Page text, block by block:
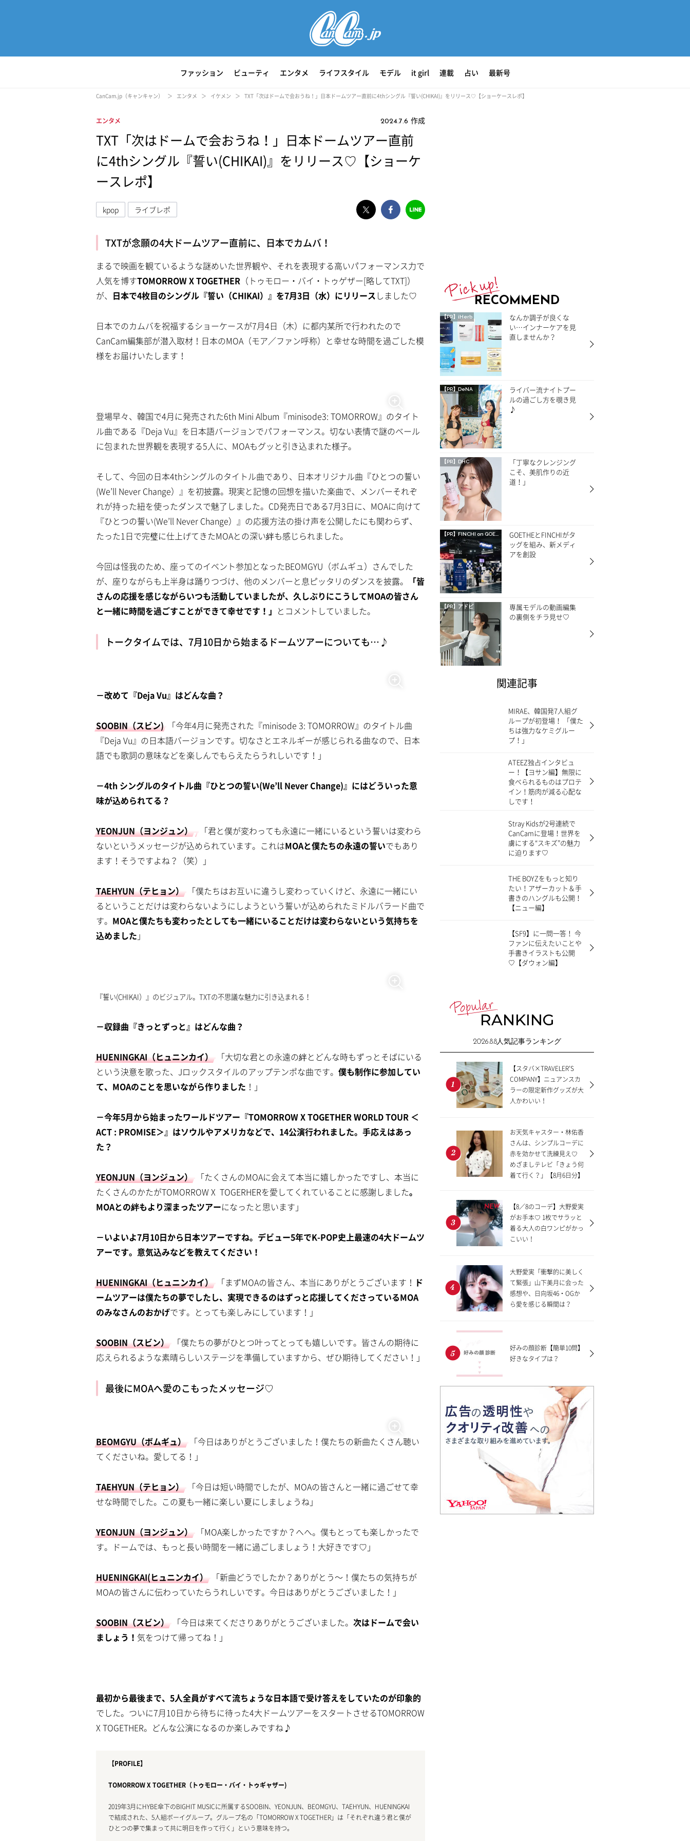
ファッション ビューティ エンタメ ライフスタイル モデル it girl 連載 占い 最新号
CanCam.jp（キャンキャン） エンタメ イケメン TXT「次はドームで会おうね！」日本ドームツアー直前に4thシングル『誓い(CHIKAI)』をリリース♡【ショーケースレポ】
エンタメ 2024.7.6 作成
TXT「次はドームで会おうね！」日本ドームツアー直前
に4thシングル『誓い(CHIKAI)』をリリース♡【ショーケ
ースレポ】
kpop ライブレポ
U
u
t
e
L
o
d
e
d
:
.
TXTが念願の4大ドームツアー直前に、日本でカムバ！
まるで映画を観ているような謎めいた世界観や、それを表現する高いパフォーマンス力で
人気を博すTOMORROW X TOGETHER （トゥモロー・バイ・トゥゲザー[略してTXT]）
が、 日本で4枚目のシングル『誓い（CHIKAI）』を7月3日（水）にリリース しました♡
日本でのカムバを祝福するショーケースが7月4日（木）に都内某所で行われたので
CanCam編集部が潜入取材！日本のMOA（モア／ファン呼称）と幸せな時間を過ごした模
様をお届けいたします！
登場早々、韓国で4月に発売された6th Mini Album『minisode3: TOMORROW』のタイト
ル曲である『Deja Vu』を日本語バージョンでパフォーマンス。切ない表情で謎のベール
に包まれた世界観を表現する5人に、MOAもグッと引き込まれた様子。
そして、今回の日本4thシングルのタイトル曲であり、日本オリジナル曲『ひとつの誓い
(We’ll Never Change）』を初披露。現実と記憶の回想を描いた楽曲で、メンバーそれぞ
れが持った紐を使ったダンスで魅了しました。CD発売日である7月3日に、MOAに向けて
『ひとつの誓い(We’ll Never Change）』の応援方法の掛け声を公開したにも関わらず、
たった1日で完璧に仕上げてきたMOAとの深い絆も感じられました。
今回は怪我のため、座ってのイベント参加となったBEOMGYU（ボムギュ）さんでした
が、座りながらも上半身は踊りつづけ、他のメンバーと息ピッタリのダンスを披露。
「皆
さんの応援を感じながらいつも活動していましたが、久しぶりにこうしてMOAの皆さん
と一緒に時間を過ごすことができて幸せです！」 とコメントしていました。
トークタイムでは、7月10日から始まるドームツアーについても…♪
－改めて『Deja Vu』はどんな曲？
SOOBIN（スビン)
「今年4月に発売された『minisode 3: TOMORROW』のタイトル曲
『Deja Vu』の日本語バージョンです。切なさとエネルギーが感じられる曲なので、日本
語でも歌詞の意味などを楽しんでもらえたらうれしいです！」
－4th シングルのタイトル曲『ひとつの誓い(We’ll Never Change)』にはどういった意
味が込められてる？
YEONJUN（ヨンジュン）
「君と僕が変わっても永遠に一緒にいるという誓いは変わら
ないというメッセージが込められています。これはMOAと僕たちの永遠の誓いでもあり
ます！そうですよね？（笑）」
TAEHYUN（テヒョン）
「僕たちはお互いに違うし変わっていくけど、永遠に一緒にい
るということだけは変わらないようにしようという誓いが込められたミドルバラード曲で
す。 MOAと僕たちも変わったとしても一緒にいることだけは変わらないという気持ちを
込めました 」
『誓い(CHIKAI）』のビジュアル。TXTの不思議な魅力に引き込まれる！
－収録曲『きっとずっと』はどんな曲？
HUENINGKAI（ヒュニンカイ）
「大切な君との永遠の絆とどんな時もずっとそばにいる
という決意を歌った、Jロックスタイルのアップテンポな曲です。 僕も制作に参加してい
て、MOAのことを思いながら作りました ！」
－今年5月から始まったワールドツアー『TOMORROW X TOGETHER WORLD TOUR ＜
ACT : PROMISE＞』はソウルやアメリカなどで、14公演行われました。手応えはあっ
た？
YEONJUN（ヨンジュン）
「たくさんのMOAに会えて本当に嬉しかったですし、本当に
たくさんのかたがTOMORROW X TOGERHERを愛してくれていることに感謝しました。
MOAとの絆もより深まったツアーになったと思います」
－いよいよ7月10日から日本ツアーですね。デビュー5年でK-POP史上最速の4大ドームツ
アーです。意気込みなどを教えてください！
HUENINGKAI（ヒュニンカイ） 「まずMOAの皆さん、本当にありがとうございます！ ド
ームツアーは僕たちの夢でしたし、実現できるのはずっと応援してくださっているMOA
のみなさんのおかげです。とっても楽しみにしています！」
SOOBIN（スビン）
「僕たちの夢がひとつ叶ってとっても嬉しいです。皆さんの期待に
応えられるような素晴らしいステージを準備していますから、ぜひ期待してください！」
最後にMOAへ愛のこもったメッセージ♡
BEOMGYU（ボムギュ）
「今日はありがとうございました！僕たちの新曲たくさん聴い
てくださいね。愛してる！」
TAEHYUN（テヒョン）
「今日は短い時間でしたが、MOAの皆さんと一緒に過ごせて幸
せな時間でした。この夏も一緒に楽しい夏にしましょうね」
YEONJUN（ヨンジュン）
「MOA楽しかったですか？へへ。僕もとっても楽しかったで
す。ドームでは、もっと長い時間を一緒に過ごしましょう！大好きです♡」
HUENINGKAI(ヒュニンカイ）
「新曲どうでしたか？ありがとう〜！僕たちの気持ちが
MOAの皆さんに伝わっていたらうれしいです。今日はありがとうございました！」
SOOBIN（スビン） 「今日は来てくださりありがとうございました。 次はドームで会い
ましょう！ 気をつけて帰ってね！」
最初から最後まで、5人全員がすべて流ちょうな日本語で受け答えをしていたのが印象的
でした。ついに7月10日から待ちに待った4大ドームツアーをスタートさせるTOMORROW
X TOGETHER。どんな公演になるのか楽しみですね♪
【PROFILE】
TOMORROW X TOGETHER（トゥモロー・バイ・トゥギャザー)
2019年3月にHYBE傘下のBIGHIT MUSICに所属するSOOBIN、YEONJUN、BEOMGYU、TAEHYUN、HUENINGKAI
で結成された、5人組ボーイグループ。グループ名の「TOMORROW X TOGETHER」は「それぞれ違う君と僕が
ひとつの夢で集まって共に明日を作って行く」という意味を持つ。
RECOMMEND
【PR】iHerb
なんか調子が良くな
い…インナーケアを見
直しませんか？
【PR】DeNA
ライバー流ナイトプー
ルの過ごし方を覗き見
♪
【PR】DHC
「丁寧なクレンジング
こそ、美肌作りの近
道！」
【PR】 FINCHI on GOETHE
GOETHEとFINCHIがタ
ッグを組み、新メディ
アを創設
【PR】アドビ
専属モデルの動画編集
の裏側をチラ見せ♡
関連記事
MIRAE、韓国発7人組グ
ループが初登場！ 「僕た
ちは強力なケミグルー
プ！」
ATEEZ独占インタビュ
ー！【ヨサン編】無限に
食べられるものはプロテ
イン！筋肉が減る心配な
しです！
Stray Kidsが2号連続で
CanCamに登場！世界を
虜にする“スキズ”の魅力
に迫ります♡
THE BOYZをもっと知り
たい！アザーカット＆手
書きのハングルも公開！
【ニュー編】
【SF9】に一問一答！ 今
ファンに伝えたいことや
手書きイラストも公開
♡【ダウォン編】
RANKING
2026.8.8人気記事ランキング
【スタバ×TRAVELER’S
COMPANY】ニュアンスカ
ラーの限定新作グッズが大
人かわいい！
お天気キャスター・林佑香
さんは、シンプルコーデに
赤を効かせて洗練見え♡
めざましテレビ「きょう何
着て行く？」【8月6日分】
NEW
【8／8のコーデ】大野愛実
がお手本♡ 1枚でサラッと
着る大人の白ワンピがかっ
こいい！
大野愛実「衝撃的に美しく
て緊張」山下美月に会った
感想や、日向坂46・OGか
ら愛を感じる瞬間は？
好みの顔診断【簡単10問】
好きなタイプは？